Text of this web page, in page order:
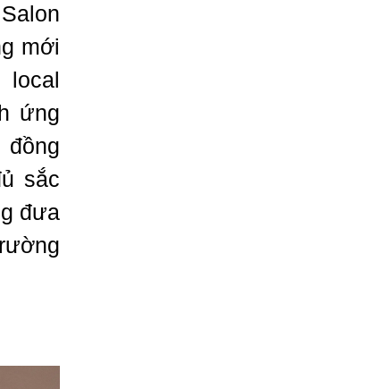
mới
local
ứng
sắc
đưa